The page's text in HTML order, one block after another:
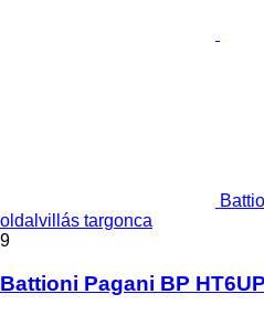
oldalvillás targonca
9
Battioni Pagani BP HT6UP